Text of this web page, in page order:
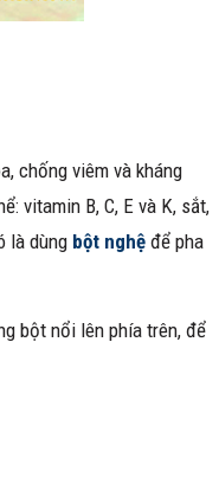
chống viêm và kháng
vitamin B, C, E và K, sắt,
là dùng bột nghệđể pha
bột nổi lên phía trên, để